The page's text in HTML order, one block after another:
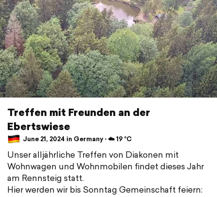
Treffen mit Freunden an der
Ebertswiese
June 21, 2024 in Germany ⋅ ☁️ 19 °C
Unser alljährliche Treffen von Diakonen mit
Wohnwagen und Wohnmobilen findet dieses Jahr
am Rennsteig statt.
Hier werden wir bis Sonntag Gemeinschaft feiern: